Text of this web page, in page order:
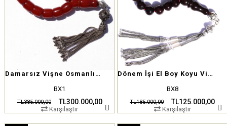
Damarsız Vişne Osmanlı Sıkma
BX1
TL300.000,00
TL385.000,00
Karşılaştır
Dönem İşi El Boy Koyu Vişne Osmanlı Sıkma
BX8
TL125.000,00
TL185.000,00
Karşılaştır